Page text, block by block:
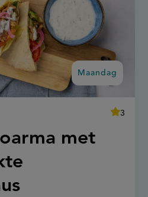
met
average
3
Maandag